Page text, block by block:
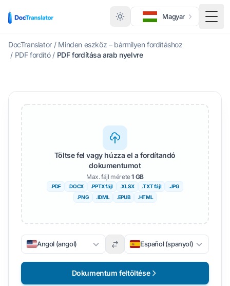
Magyar
DocTranslator / Minden eszköz – bármilyen fordításhoz
/ PDF fordító / PDF fordítása arab nyelvre
Töltse fel vagy húzza el a fordítandó
dokumentumot
Max. fájl mérete1 GB
.PDF .DOCX .PPTX fájl .XLSX .TXT fájl
.JPG
.PNG
.IDML .EPUB .HTML
Angol (angol) Español (spanyol)
Dokumentum feltöltése